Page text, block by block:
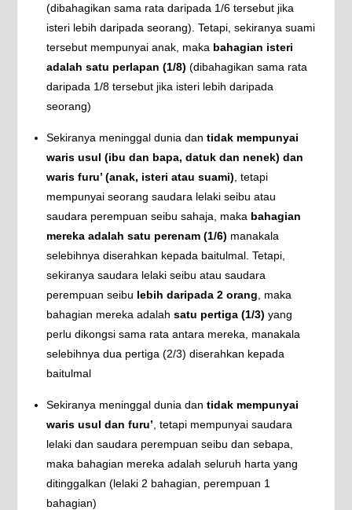
(dibahagikan sama rata daripada 1/6 tersebut jika
isteri lebih daripada seorang). Tetapi, sekiranya suami
tersebut mempunyai anak, maka bahagian isteri
adalah satu perlapan (1/8) (dibahagikan sama rata
daripada 1/8 tersebut jika isteri lebih daripada
seorang)
Sekiranya meninggal dunia dan tidak mempunyai
waris usul (ibu dan bapa, datuk dan nenek) dan
waris furu’ (anak, isteri atau suami) , tetapi
mempunyai seorang saudara lelaki seibu atau
saudara perempuan seibu sahaja, maka bahagian
mereka adalah satu perenam (1/6) manakala
selebihnya diserahkan kepada baitulmal. Tetapi,
sekiranya saudara lelaki seibu atau saudara
perempuan seibu lebih daripada 2 orang , maka
bahagian mereka adalah satu pertiga (1/3) yang
perlu dikongsi sama rata antara mereka, manakala
selebihnya dua pertiga (2/3) diserahkan kepada
baitulmal
Sekiranya meninggal dunia dan tidak mempunyai
waris usul dan furu’ , tetapi mempunyai saudara
lelaki dan saudara perempuan seibu dan sebapa,
maka bahagian mereka adalah seluruh harta yang
ditinggalkan (lelaki 2 bahagian, perempuan 1
bahagian)